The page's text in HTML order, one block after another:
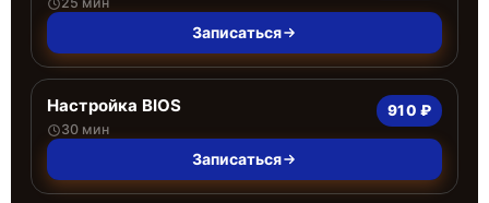
Записаться
Настройка BIOS
30 мин
910 ₽
Записаться